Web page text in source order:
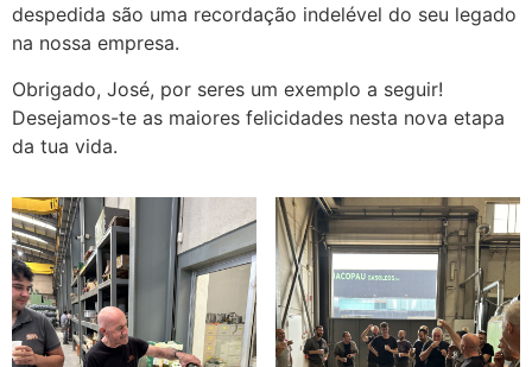
despedida são uma recordação indelével do seu legado
na nossa empresa.
Obrigado, José, por seres um exemplo a seguir!
Desejamos-te as maiores felicidades nesta nova etapa
da tua vida.